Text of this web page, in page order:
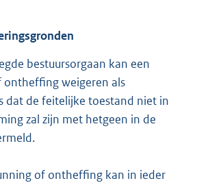
bestuursorgaan kan een
ontheffing weigeren als
dat de feitelijke toestand niet in
zal zijn met hetgeen in de
of ontheffing kan in ieder